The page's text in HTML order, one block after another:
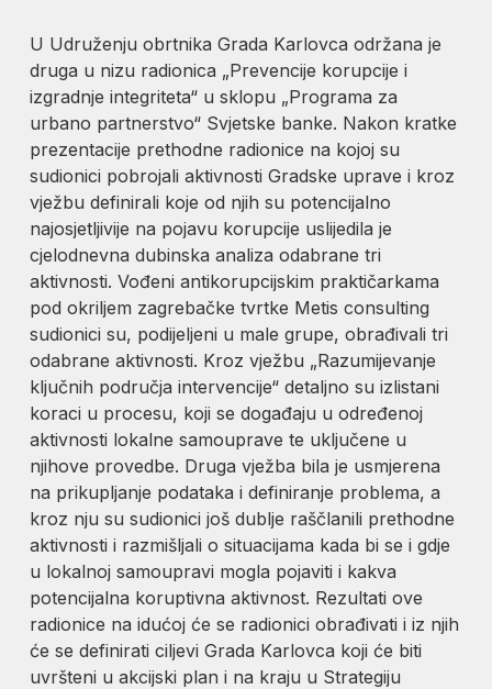
U Udruženju obrtnika Grada Karlovca održana je
druga u nizu radionica „Prevencije korupcije i
izgradnje integriteta“ u sklopu „Programa za
urbano partnerstvo“ Svjetske banke. Nakon kratke
prezentacije prethodne radionice na kojoj su
sudionici pobrojali aktivnosti Gradske uprave i kroz
vježbu definirali koje od njih su potencijalno
najosjetljivije na pojavu korupcije uslijedila je
cjelodnevna dubinska analiza odabrane tri
aktivnosti. Vođeni antikorupcijskim praktičarkama
pod okriljem zagrebačke tvrtke Metis consulting
sudionici su, podijeljeni u male grupe, obrađivali tri
odabrane aktivnosti. Kroz vježbu „Razumijevanje
ključnih područja intervencije“ detaljno su izlistani
koraci u procesu, koji se događaju u određenoj
aktivnosti lokalne samouprave te uključene u
njihove provedbe. Druga vježba bila je usmjerena
na prikupljanje podataka i definiranje problema, a
kroz nju su sudionici još dublje raščlanili prethodne
aktivnosti i razmišljali o situacijama kada bi se i gdje
u lokalnoj samoupravi mogla pojaviti i kakva
potencijalna koruptivna aktivnost. Rezultati ove
radionice na idućoj će se radionici obrađivati i iz njih
će se definirati ciljevi Grada Karlovca koji će biti
uvršteni u akcijski plan i na kraju u Strategiju